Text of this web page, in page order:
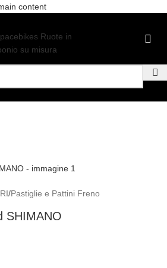
content
superiori a €99 - 📣 Paga con PayPal in
/Pastiglie e Pattini Freno
SHIMANO